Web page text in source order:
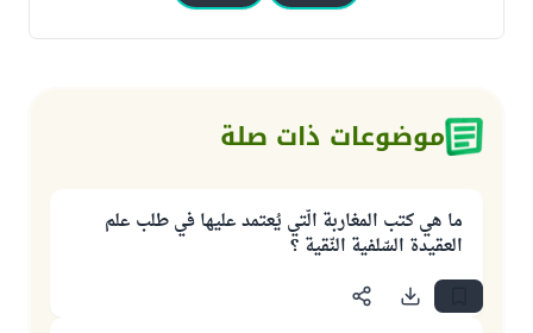
موضوعات ذات صلة
ما هي كتب المغاربة الّتي يُعتمد عليها في طلب علم
العقيدة السّلفية النّقية ؟